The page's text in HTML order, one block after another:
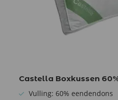
Castella Boxkussen
Vulling: 60% eendendons